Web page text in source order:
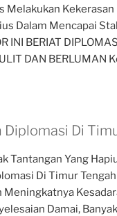
Melakukan
Dalam Mencapai
INI BERIAT
DAN BERLUMAN
Diplomasi Di
Tantangan Yang
Di Timur
Meningkatnya
Damai,